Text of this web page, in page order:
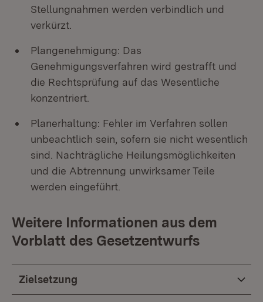
Stellungnahmen werden verbindlich und
verkürzt.
Plangenehmigung: Das
Genehmigungsverfahren wird gestrafft und
die Rechtsprüfung auf das Wesentliche
konzentriert.
Planerhaltung: Fehler im Verfahren sollen
unbeachtlich sein, sofern sie nicht wesentlich
sind. Nachträgliche Heilungsmöglichkeiten
und die Abtrennung unwirksamer Teile
werden eingeführt.
Weitere Informationen aus dem
Vorblatt des Gesetzentwurfs
Zielsetzung